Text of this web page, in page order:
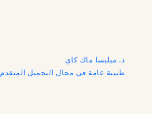
د. ميليسا ماك كاي
طبيبة عامة في مجال التجميل المتقدم